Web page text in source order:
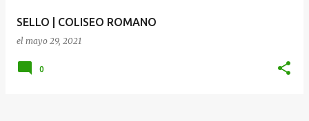
SELLO | COLISEO ROMANO
el mayo 29, 2021
0